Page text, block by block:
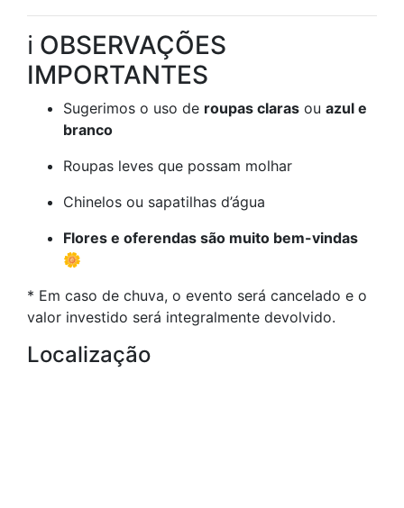
ℹ️ OBSERVAÇÕES
IMPORTANTES
Sugerimos o uso de roupas claras ou azul e
branco
Roupas leves que possam molhar
Chinelos ou sapatilhas d’água
Flores e oferendas são muito bem-vindas
🌼
* Em caso de chuva, o evento será cancelado e o
valor investido será integralmente devolvido.
Localização